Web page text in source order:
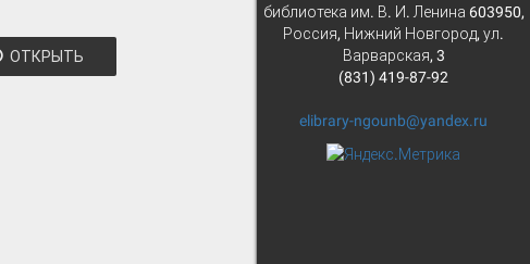
ОТКРЫТЬ
библиотека им. В. И. Ленина 603950,
Россия, Нижний Новгород, ул.
Варварская, 3
(831) 419-87-92
elibrary-ngounb@yandex.ru